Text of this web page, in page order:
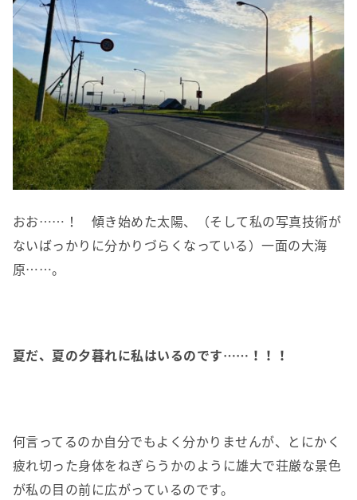
おお……！ 傾き始めた太陽、（そして私の写真技術が
ないばっかりに分かりづらくなっている）一面の大海
原……。
夏だ、夏の夕暮れに私はいるのです……！！！
何言ってるのか自分でもよく分かりませんが、とにかく
疲れ切った身体をねぎらうかのように雄大で荘厳な景色
が私の目の前に広がっているのです。